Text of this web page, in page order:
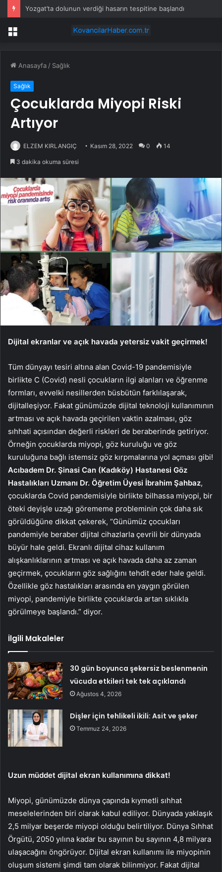
Yozgat’ta dolunun verdiği hasarın tespitine başlandı
Menü
Anasayfa / Sağlık
Sağlık
Çocuklarda Miyopi Riski
Artıyor
ELZEM KIRLANGIÇ Kasım 28, 2022 0 14
3 dakika okuma süresi
Dijital ekranlar ve açık havada yetersiz vakit geçirmek!
Tüm dünyayı tesiri altına alan Covid-19 pandemisiyle
birlikte C (Covid) nesli çocukların ilgi alanları ve öğrenme
formları, evvelki nesillerden büsbütün farklılaşarak,
dijitalleşiyor. Fakat günümüzde dijital teknoloji kullanımının
artması ve açık havada geçirilen vaktin azalması, göz
sıhhati açısından değerli riskleri de beraberinde getiriyor.
Örneğin çocuklarda miyopi, göz kuruluğu ve göz
kuruluğuna bağlı istemsiz göz kırpmalarına yol açması gibi!
Acıbadem Dr. Şinasi Can (Kadıköy) Hastanesi Göz
Hastalıkları Uzmanı Dr. Öğretim Üyesi İbrahim Şahbaz,
çocuklarda Covid pandemisiyle birlikte bilhassa miyopi, bir
öteki deyişle uzağı görememe probleminin çok daha sık
görüldüğüne dikkat çekerek, “Günümüz çocukları
pandemiyle beraber dijital cihazlarla çevrili bir dünyada
büyür hale geldi. Ekranlı dijital cihaz kullanım
alışkanlıklarının artması ve açık havada daha az zaman
geçirmek, çocukların göz sağlığını tehdit eder hale geldi.
Özellikle göz hastalıkları arasında en yaygın görülen
miyopi, pandemiyle birlikte çocuklarda artan sıklıkla
görülmeye başlandı.” diyor.
İlgili Makaleler
30 gün boyunca şekersiz beslenmenin
vücuda etkileri tek tek açıklandı
Ağustos 4, 2026
Dişler için tehlikeli ikili: Asit ve şeker
Temmuz 24, 2026
Uzun müddet dijital ekran kullanımına dikkat!
Miyopi, günümüzde dünya çapında kıymetli sıhhat
meselelerinden biri olarak kabul ediliyor. Dünyada yaklaşık
2,5 milyar beşerde miyopi olduğu belirtiliyor. Dünya Sıhhat
Örgütü, 2050 yılına kadar bu sayının bu sayının 4,8 milyara
ulaşacağını öngörüyor. Dijital ekran kullanımı ile miyopinin
oluşum sistemi şimdi tam olarak bilinmiyor. Fakat dijital